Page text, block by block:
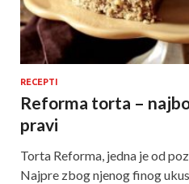
RECEPTI
Reforma torta –
pravi
Torta Reforma, jedna je od
Najpre zbog njenog finog